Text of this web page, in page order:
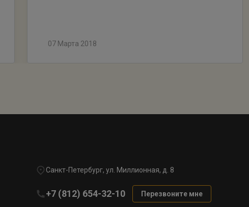
07 Марта 2018
Санкт-Петербург, ул. Миллионная, д. 8
+7 (812) 654-32-10 Перезвоните мне